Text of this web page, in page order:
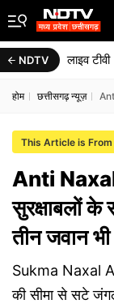
NDTV लाइव टीवी
होम छत्तीसगढ़ न्यूज़
This Article is
Anti
सुरक्षाबलों
तीन जवान
Sukma Naxal
की सीमा से सटे